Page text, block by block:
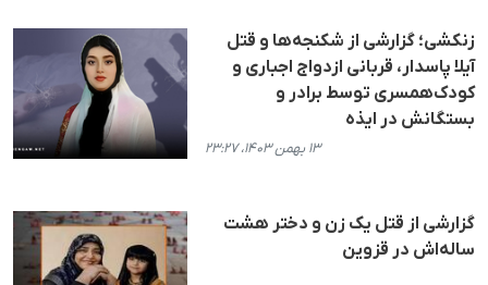
زنکشی؛ گزارشی از شکنجه‌ها و قتل
آیلا پاسدار، قربانی ازدواج اجباری و
کودک‌همسری توسط برادر و
بستگانش در ایذه
۱۳ بهمن ۱۴۰۳، ۲۳:۲۷
گزارشی از قتل یک زن و دختر هشت
ساله‌اش در قزوین